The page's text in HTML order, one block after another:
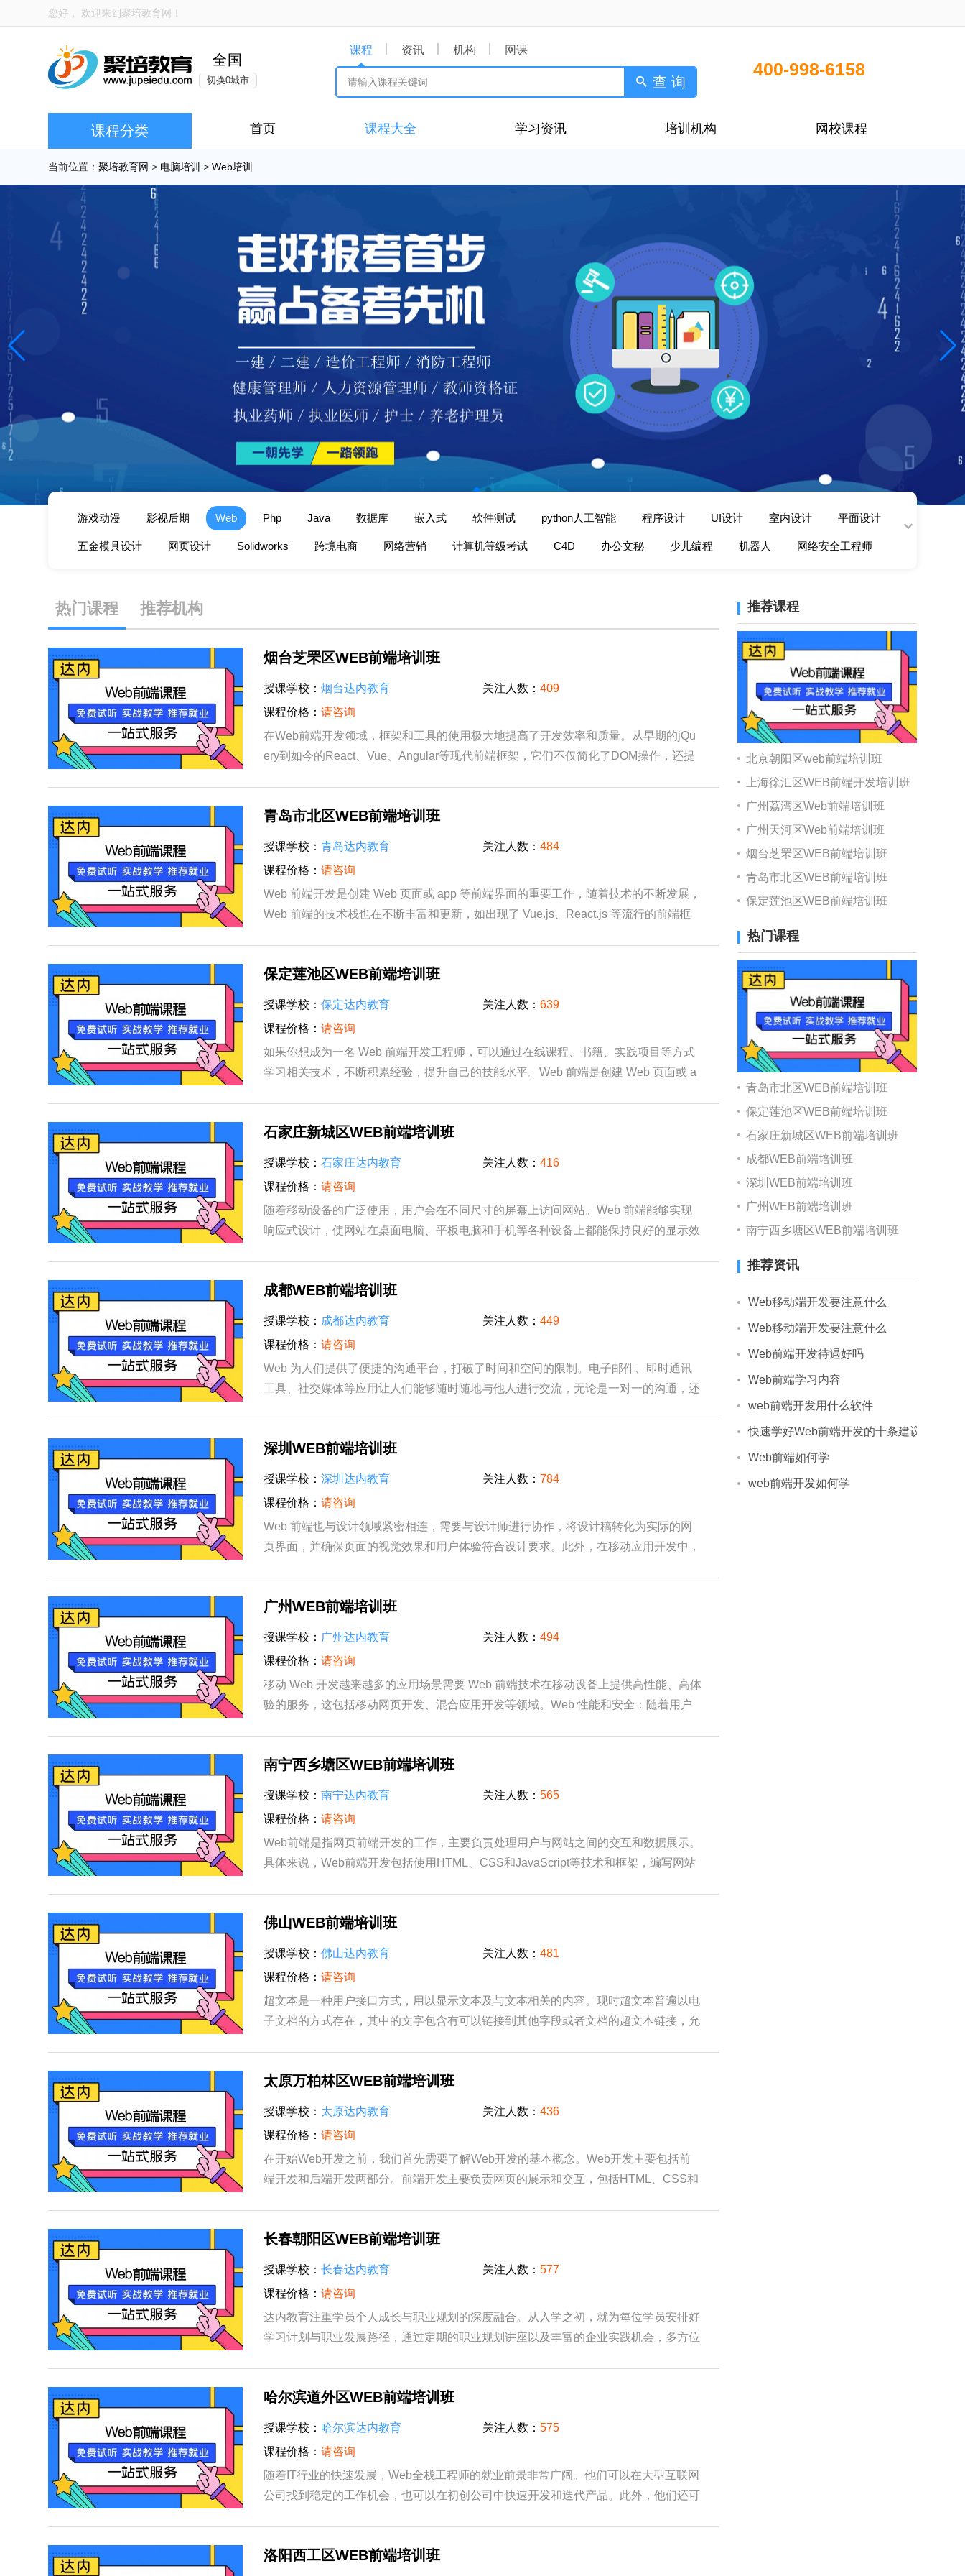
您好， 欢迎来到 聚培教育网 ！
全国
切换0城市
课程 资讯 机构 网课
查 询
400-998-6158
课程分类 首页 课程大全 学习资讯 培训机构 网校课程
当前位置： 聚培教育网 > 电脑培训 > Web培训
游戏动漫 影视后期 Web Php Java 数据库 嵌入式 软件测试 python人工智能 程序设计 UI设计 室内设计 平面设计
五金模具设计 网页设计 Solidworks 跨境电商 网络营销 计算机等级考试 C4D 办公文秘 少儿编程 机器人 网络安全工程师
热门课程 推荐机构
烟台芝罘区WEB前端培训班
授课学校： 烟台达内教育 关注人数： 409
课程价格： 请咨询
在Web前端开发领域，框架和工具的使用极大地提高了开发效率和质量。从早期的jQu
ery到如今的React、Vue、Angular等现代前端框架，它们不仅简化了DOM操作，还提
青岛市北区WEB前端培训班
授课学校： 青岛达内教育 关注人数： 484
课程价格： 请咨询
Web 前端开发是创建 Web 页面或 app 等前端界面的重要工作，随着技术的不断发展，
Web 前端的技术栈也在不断丰富和更新，如出现了 Vue.js、React.js 等流行的前端框
保定莲池区WEB前端培训班
授课学校： 保定达内教育 关注人数： 639
课程价格： 请咨询
如果你想成为一名 Web 前端开发工程师，可以通过在线课程、书籍、实践项目等方式
学习相关技术，不断积累经验，提升自己的技能水平。Web 前端是创建 Web 页面或 a
石家庄新城区WEB前端培训班
授课学校： 石家庄达内教育 关注人数： 416
课程价格： 请咨询
随着移动设备的广泛使用，用户会在不同尺寸的屏幕上访问网站。Web 前端能够实现
响应式设计，使网站在桌面电脑、平板电脑和手机等各种设备上都能保持良好的显示效
成都WEB前端培训班
授课学校： 成都达内教育 关注人数： 449
课程价格： 请咨询
Web 为人们提供了便捷的沟通平台，打破了时间和空间的限制。电子邮件、即时通讯
工具、社交媒体等应用让人们能够随时随地与他人进行交流，无论是一对一的沟通，还
深圳WEB前端培训班
授课学校： 深圳达内教育 关注人数： 784
课程价格： 请咨询
Web 前端也与设计领域紧密相连，需要与设计师进行协作，将设计稿转化为实际的网
页界面，并确保页面的视觉效果和用户体验符合设计要求。此外，在移动应用开发中，
广州WEB前端培训班
授课学校： 广州达内教育 关注人数： 494
课程价格： 请咨询
移动 Web 开发越来越多的应用场景需要 Web 前端技术在移动设备上提供高性能、高体
验的服务，这包括移动网页开发、混合应用开发等领域。Web 性能和安全：随着用户
南宁西乡塘区WEB前端培训班
授课学校： 南宁达内教育 关注人数： 565
课程价格： 请咨询
Web前端‌是指网页前端开发的工作，主要负责处理用户与网站之间的交互和数据展示。
具体来说，Web前端开发包括使用HTML、CSS和JavaScript等技术和框架，编写网站
佛山WEB前端培训班
授课学校： 佛山达内教育 关注人数： 481
课程价格： 请咨询
超文本是一种用户接口方式，用以显示文本及与文本相关的内容。现时超文本普遍以电
子文档的方式存在，其中的文字包含有可以链接到其他字段或者文档的超文本链接，允
太原万柏林区WEB前端培训班
授课学校： 太原达内教育 关注人数： 436
课程价格： 请咨询
在开始Web开发之前，我们首先需要了解Web开发的基本概念。Web开发主要包括前
端开发和后端开发两部分。前端开发主要负责网页的展示和交互，包括HTML、CSS和
长春朝阳区WEB前端培训班
授课学校： 长春达内教育 关注人数： 577
课程价格： 请咨询
达内教育注重学员个人成长与职业规划的深度融合。从入学之初，就为每位学员安排好
学习计划与职业发展路径，通过定期的职业规划讲座以及丰富的企业实践机会，多方位
哈尔滨道外区WEB前端培训班
授课学校： 哈尔滨达内教育 关注人数： 575
课程价格： 请咨询
随着IT行业的快速发展，Web全栈工程师的就业前景非常广阔。他们可以在大型互联网
公司找到稳定的工作机会，也可以在初创公司中快速开发和迭代产品。此外，他们还可
洛阳西工区WEB前端培训班
推荐课程
北京朝阳区web前端培训班
上海徐汇区WEB前端开发培训班
广州荔湾区Web前端培训班
广州天河区Web前端培训班
烟台芝罘区WEB前端培训班
青岛市北区WEB前端培训班
保定莲池区WEB前端培训班
热门课程
青岛市北区WEB前端培训班
保定莲池区WEB前端培训班
石家庄新城区WEB前端培训班
成都WEB前端培训班
深圳WEB前端培训班
广州WEB前端培训班
南宁西乡塘区WEB前端培训班
推荐资讯
Web移动端开发要注意什么
Web移动端开发要注意什么
Web前端开发待遇好吗
Web前端学习内容
web前端开发用什么软件
快速学好Web前端开发的十条建议
Web前端如何学
web前端开发如何学